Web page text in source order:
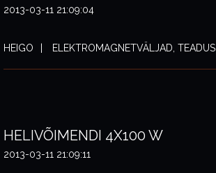
2013-03-11 21:09:04
HEIGO ELEKTROMAGNETVÄLJAD, TEADUS
HELIVÕIMENDI 4X100 W
2013-03-11 21:09:11